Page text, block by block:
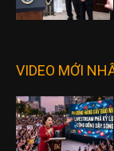
VIDEO MỚI